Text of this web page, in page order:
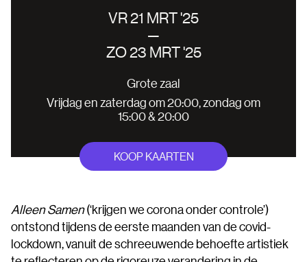
VR 21 MRT '25
—
ZO 23 MRT '25
Grote zaal
Vrijdag en zaterdag om 20:00, zondag om
15:00 & 20:00
KOOP KAARTEN
Alleen Samen(‘krijgen we corona onder controle’)
ontstond tijdens de eerste maanden van de covid-
lockdown, vanuit de schreeuwende behoefte artistiek